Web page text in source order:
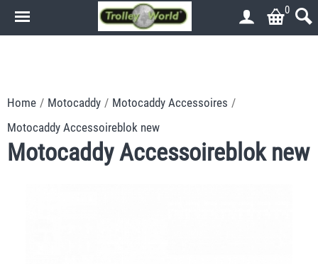
0
Home / Motocaddy / Motocaddy Accessoires /
Motocaddy Accessoireblok new
Motocaddy Accessoireblok new